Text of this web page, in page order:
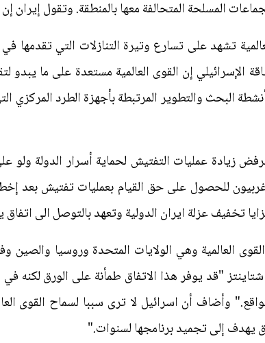
المسلحة المتحالفة معها بالمنطقة. وتقول إيران
تشهد على تسارع وتيرة التنازلات التي تقدمها
الإسرائيلي إن القوى العالمية مستعدة على ما
البحث والتطوير المرتبطة بأجهزة الطرد
زيادة عمليات التفتيش لحماية أسرار الدولة ولو
غربيون للحصول على حق القيام بعمليات تفتيش بعد
تخفيف عزلة ايران الدولية وتعهد بالتوصل الى اتفاق
العالمية وهي الولايات المتحدة وروسيا والصين
"قد يوفر هذا الاتفاق طمأنة على الورق لكنه في
وأضاف أن اسرائيل لا ترى سببا لسماح القوى
يهدف إلى تجميد برنامجها لسنوات."